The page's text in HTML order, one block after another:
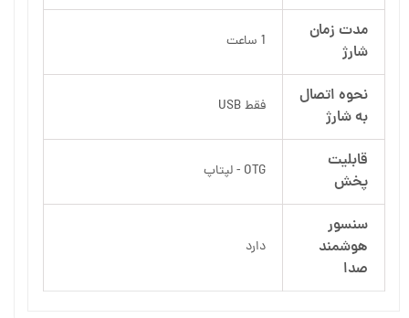
مدت زمان
شارژ
1 ساعت
نحوه اتصال
به شارژ
فقط USB
قابلیت
پخش
OTG - لپتاپ
سنسور
هوشمند
صدا
دارد